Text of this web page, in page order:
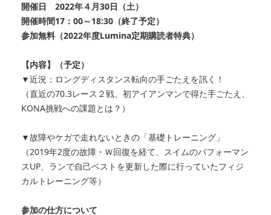
開催日 2022年４月30日（土）
開催時間17：00～18:30（終了予定）
参加無料（2022年度Lumina定期購読者特典）
【内容】（予定）
▼近況：ロングディスタンス転向の手ごたえを訊く！
（直近の70.3レース２戦、初アイアンマンで得た手ごたえ、
KONA挑戦への課題とは？）
▼故障やケガで走れないときの「基礎トレーニング」
（2019年2度の故障・Ｗ回復を経て、スイムのパフォーマン
スUP、ランで自己ベストを更新した際に行っていたフィジ
カルトレーニング等）
参加の仕方について